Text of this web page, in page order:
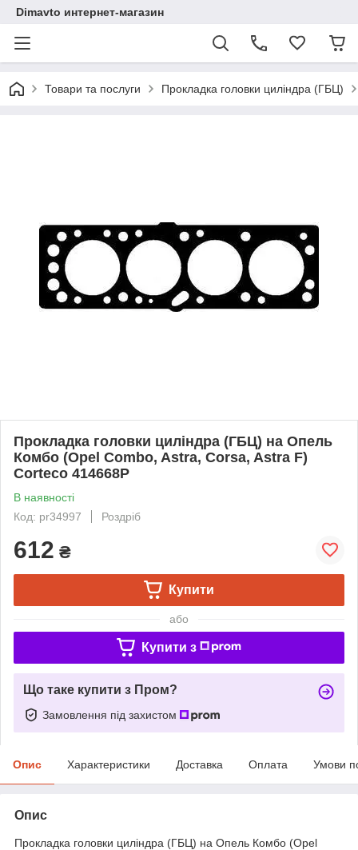
Dimavto интернет-магазин
Товари та послуги Прокладка головки циліндра (ГБЦ)
Прокладка головки циліндра (ГБЦ) на Опель
Комбо (Opel Combo, Astra, Corsa, Astra F)
Corteco 414668P
В наявності
Код: pr34997
Роздріб
612 ₴
Купити
або
Купити з
Що таке купити з Пром?
Замовлення під захистом
Опис Характеристики Доставка Оплата Умови
Опис
Прокладка головки циліндра (ГБЦ) на Опель Комбо (Opel